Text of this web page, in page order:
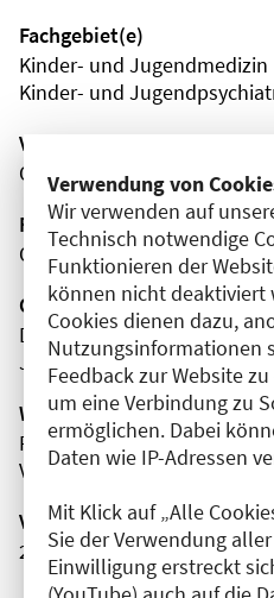
Verwendung von
Wir verwenden auf
Technisch notwendige
Funktionieren der
können nicht deaktiviert
Cookies dienen dazu,
Nutzungsinformationen
Feedback zur Website
um eine Verbindung zu
ermöglichen. Dabei
Daten wie IP-Adressen
Mit Klick auf „Alle
Sie der Verwendung
Einwilligung erstreckt
Fachgebiet(e)
Kinder- und Jugendmedizin
Kinder- und
Veranstaltungsort
Online
Fortbildungsformat
Online
Organisator(en)
Deutsche Gesellschaft für
Jugendmedizin e.V.
Wissenschaftliche Leitung
Frau Dr. med. Ute Mendes
Vivantes Klinikum im
Veranstaltungsnummer
2761102026030170002